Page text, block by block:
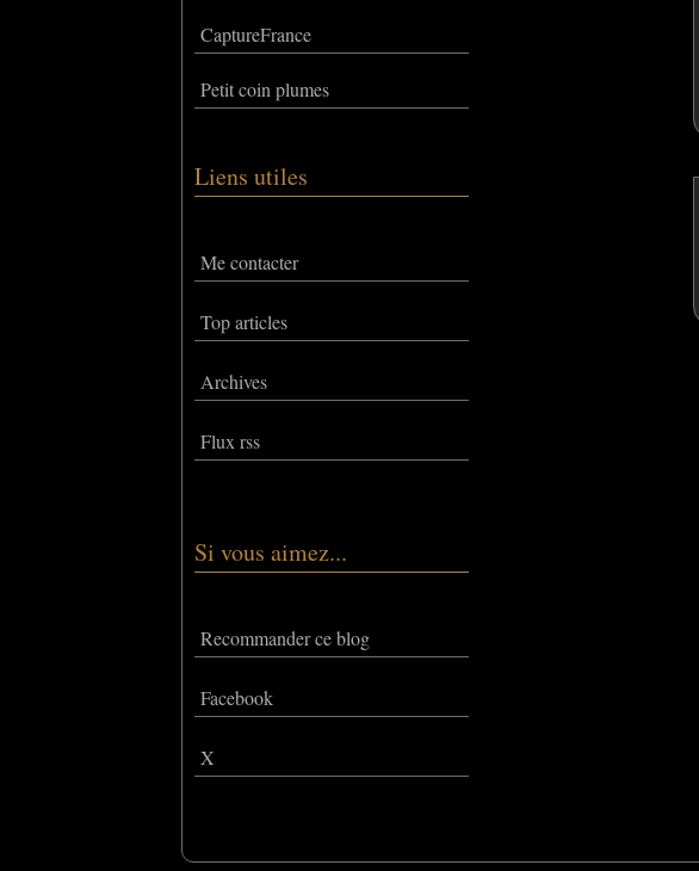
CaptureFrance
Petit coin plumes
Liens utiles
Me contacter
Top articles
Archives
Flux rss
Si vous aimez...
Recommander ce blog
Facebook
X